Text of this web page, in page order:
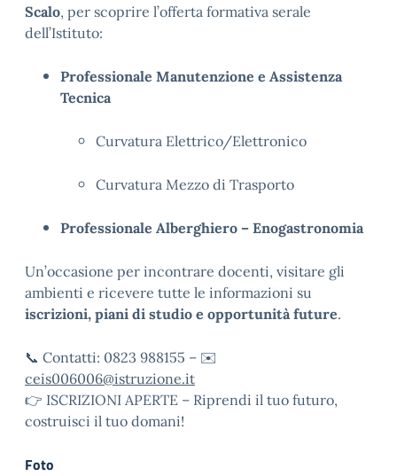
Scalo, per scoprire l’offerta formativa serale
dell’Istituto:
Professionale Manutenzione e Assistenza
Tecnica
Curvatura Elettrico/Elettronico
Curvatura Mezzo di Trasporto
Professionale Alberghiero – Enogastronomia
Un’occasione per incontrare docenti, visitare gli
ambienti e ricevere tutte le informazioni su
iscrizioni, piani di studio e opportunità future.
📞 Contatti: 0823 988155 – ✉️
ceis006006@istruzione.it
👉 ISCRIZIONI APERTE – Riprendi il tuo futuro,
costruisci il tuo domani!
Foto